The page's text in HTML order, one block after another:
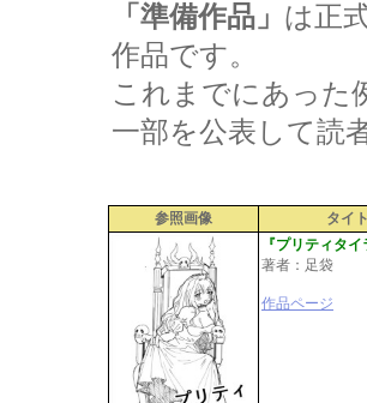
「準備作品」 は正
作品です。
これまでにあった
一部を公表して読
参照画像
タイ
『プリティタイ
著者：足袋
作品ページ